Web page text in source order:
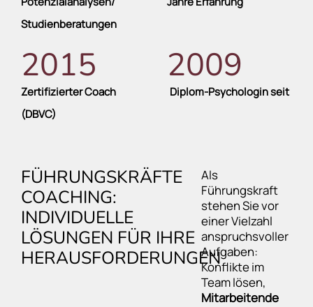
Studienberatungen
Zertifizierter Coach
(DBVC)
2015
Diplom-Psychologin seit
2009
FÜHRUNGSKRÄFTE
COACHING:
INDIVIDUELLE
LÖSUNGEN FÜR IHRE
HERAUSFORDERUNGEN
Als
Führungskraft
stehen Sie vor
einer Vielzahl
anspruchsvoller
Aufgaben:
Konflikte im
Team lösen,
Mitarbeitende